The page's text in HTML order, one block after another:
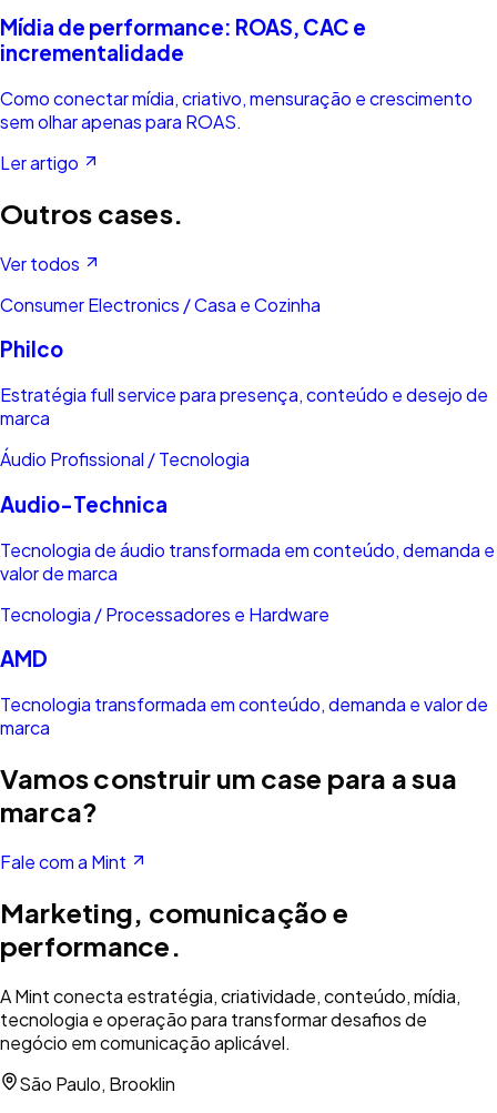
Mídia de performance: ROAS, CAC e
incrementalidade
Como conectar mídia, criativo, mensuração e crescimento
sem olhar apenas para ROAS.
Ler artigo
Outros cases.
Ver todos
Consumer Electronics / Casa e Cozinha
Philco
Estratégia full service para presença, conteúdo e desejo de
marca
Áudio Profissional / Tecnologia
Audio-Technica
Tecnologia de áudio transformada em conteúdo, demanda e
valor de marca
Tecnologia / Processadores e Hardware
AMD
Tecnologia transformada em conteúdo, demanda e valor de
marca
Vamos construir um case para a sua
marca?
Fale com a Mint
Marketing, comunicação e
performance.
A Mint conecta estratégia, criatividade, conteúdo, mídia,
tecnologia e operação para transformar desafios de
negócio em comunicação aplicável.
São Paulo, Brooklin